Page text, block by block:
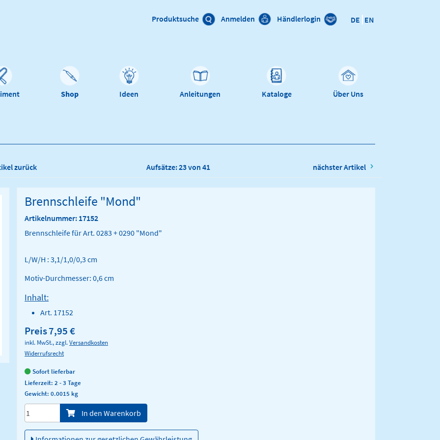
DE EN
Produktsuche Anmelden Händlerlogin
Shop Ideen Anleitungen Kataloge Über Uns
zurück Aufsätze: 23 von 41 nächster Artikel
Brennschleife "Mond"
Artikelnummer: 17152
Brennschleife für Art. 0283 + 0290 "Mond"
L/W/H : 3,1/1,0/0,3 cm
Motiv-Durchmesser: 0,6 cm
Inhalt:
Art. 17152
Preis7,95 €
inkl. MwSt., zzgl.Versandkosten
Widerrufsrecht
Sofort lieferbar
Lieferzeit: 2 - 3 Tage
Gewicht: 0.0015 kg
Menge/Pieces In den Warenkorb